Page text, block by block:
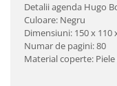
Detalii agenda Hugo
Culoare: Negru
Dimensiuni: 150 x 110
Numar de pagini: 80
Material coperte: